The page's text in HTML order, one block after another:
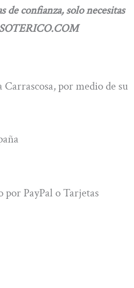
de confianza, solo necesitas
por medio de su
por PayPal o Tarjetas